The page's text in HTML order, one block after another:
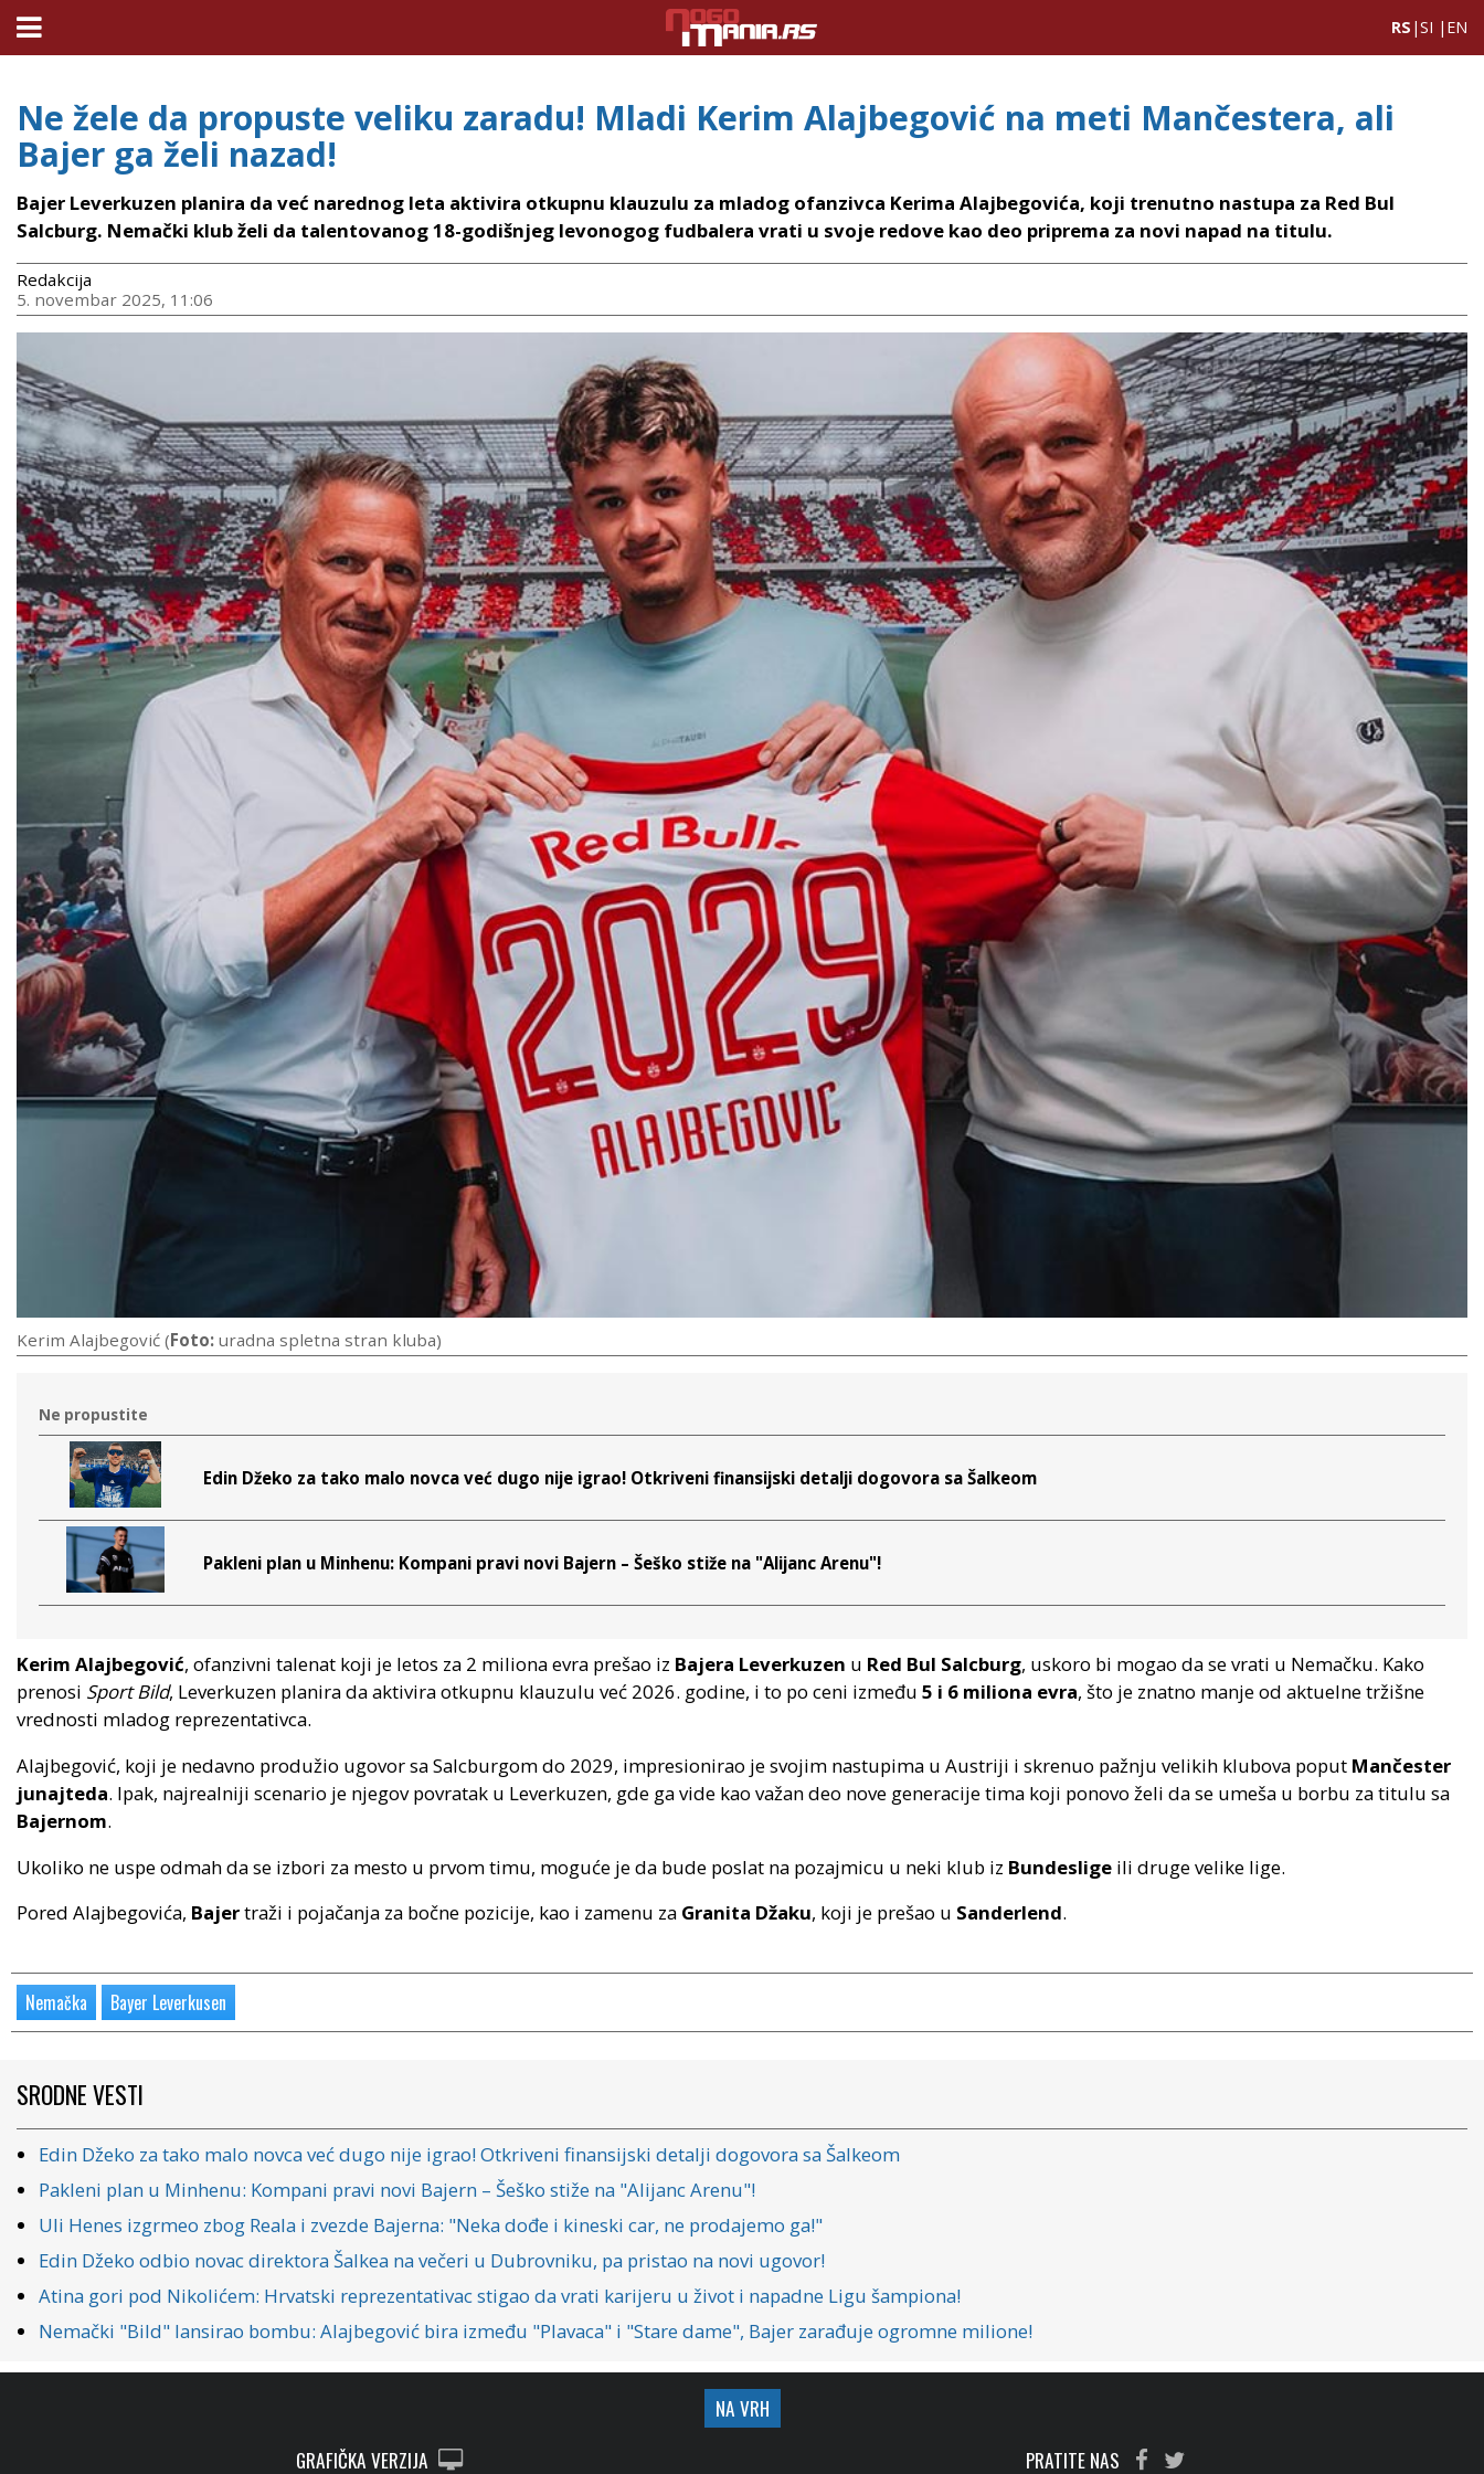
RS |SI | EN
Ne žele da propuste veliku zaradu! Mladi Kerim Alajbegović na meti Mančestera, ali
Bajer ga želi nazad!
Bajer Leverkuzen planira da već narednog leta aktivira otkupnu klauzulu za mladog ofanzivca Kerima Alajbegovića, koji trenutno nastupa za Red Bul
Salcburg. Nemački klub želi da talentovanog 18-godišnjeg levonogog fudbalera vrati u svoje redove kao deo priprema za novi napad na titulu.
Redakcija
5. novembar 2025, 11:06
Kerim Alajbegović (Foto: uradna spletna stran kluba)
Ne propustite
Edin Džeko za tako malo novca već dugo nije igrao! Otkriveni finansijski detalji dogovora sa Šalkeom
Pakleni plan u Minhenu: Kompani pravi novi Bajern – Šeško stiže na "Alijanc Arenu"!
Kerim Alajbegović, ofanzivni talenat koji je letos za 2 miliona evra prešao iz Bajera Leverkuzen u Red Bul Salcburg, uskoro bi mogao da se vrati u Nemačku. Kako
prenosi Sport Bild, Leverkuzen planira da aktivira otkupnu klauzulu već 2026. godine, i to po ceni između 5 i 6 miliona evra, što je znatno manje od aktuelne tržišne
vrednosti mladog reprezentativca.
Alajbegović, koji je nedavno produžio ugovor sa Salcburgom do 2029, impresionirao je svojim nastupima u Austriji i skrenuo pažnju velikih klubova poput Mančester
junajteda. Ipak, najrealniji scenario je njegov povratak u Leverkuzen, gde ga vide kao važan deo nove generacije tima koji ponovo želi da se umeša u borbu za titulu sa
Bajernom.
Ukoliko ne uspe odmah da se izbori za mesto u prvom timu, moguće je da bude poslat na pozajmicu u neki klub iz Bundeslige ili druge velike lige.
Pored Alajbegovića, Bajertraži i pojačanja za bočne pozicije, kao i zamenu za Granita Džaku, koji je prešao u Sanderlend.
Nemačka Bayer Leverkusen
SRODNE VESTI
Edin Džeko za tako malo novca već dugo nije igrao! Otkriveni finansijski detalji dogovora sa Šalkeom
Pakleni plan u Minhenu: Kompani pravi novi Bajern – Šeško stiže na "Alijanc Arenu"!
Uli Henes izgrmeo zbog Reala i zvezde Bajerna: "Neka dođe i kineski car, ne prodajemo ga!"
Edin Džeko odbio novac direktora Šalkea na večeri u Dubrovniku, pa pristao na novi ugovor!
Atina gori pod Nikolićem: Hrvatski reprezentativac stigao da vrati karijeru u život i napadne Ligu šampiona!
Nemački "Bild" lansirao bombu: Alajbegović bira između "Plavaca" i "Stare dame", Bajer zarađuje ogromne milione!
NA VRH
GRAFIČKA VERZIJA
PRATITE NAS